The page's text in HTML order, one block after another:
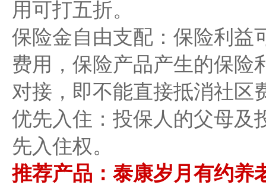
用可打五折。
保险金自由支配：保险利益
费用，保险产品产生的保险
对接，即不能直接抵消社区
优先入住：投保人的父母及
先入住权。
推荐产品：泰康岁月有约养